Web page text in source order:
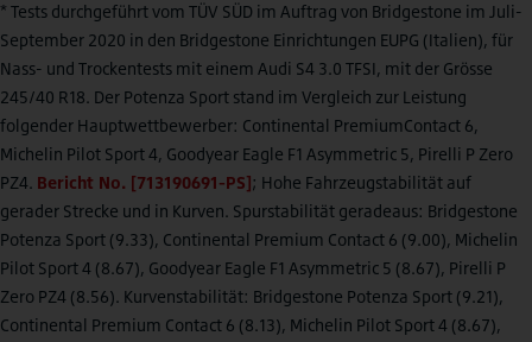
* Tests durchgeführt vom TÜV SÜD im Auftrag von Bridgestone im Juli-
September 2020 in den Bridgestone Einrichtungen EUPG (Italien), für
Nass- und Trockentests mit einem Audi S4 3.0 TFSI, mit der Grösse
245/40 R18. Der Potenza Sport stand im Vergleich zur Leistung
folgender Hauptwettbewerber: Continental PremiumContact 6,
Michelin Pilot Sport 4, Goodyear Eagle F1 Asymmetric 5, Pirelli P Zero
PZ4. Bericht No. [713190691-PS]; Hohe Fahrzeugstabilität auf
gerader Strecke und in Kurven. Spurstabilität geradeaus: Bridgestone
Potenza Sport (9.33), Continental Premium Contact 6 (9.00), Michelin
Pilot Sport 4 (8.67), Goodyear Eagle F1 Asymmetric 5 (8.67), Pirelli P
Zero PZ4 (8.56). Kurvenstabilität: Bridgestone Potenza Sport (9.21),
Continental Premium Contact 6 (8.13), Michelin Pilot Sport 4 (8.67),